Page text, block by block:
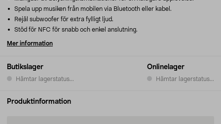
Butikslager
Hämtar lagerstatus...
Onlinelager
Hämtar lagerstatus...
Spela upp musiken från mobilen via Bluetooth eller kabel.
Rejäl subwoofer för extra fylligt ljud.
Stöd för NFC för snabb och enkel anslutning.
Mer information
Produktinformation